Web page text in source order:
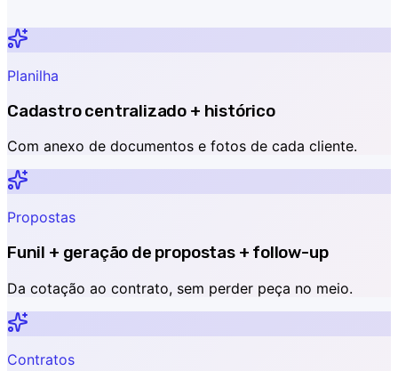
Planilha
Cadastro centralizado + histórico
Com anexo de documentos e fotos de cada cliente.
Propostas
Funil + geração de propostas + follow-up
Da cotação ao contrato, sem perder peça no meio.
Contratos